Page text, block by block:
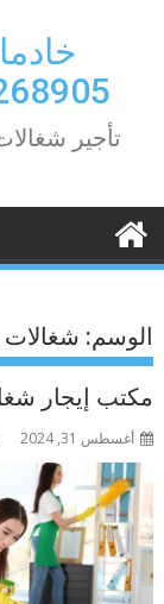
0583707749
تأجير
الوسم:
مكتب إيجار شغالات
أغسطس 31, 2024